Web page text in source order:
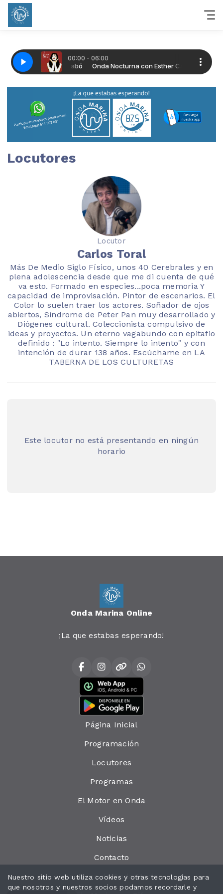
Locutores
Locutor
Carlos Toral
Más De Medio Siglo Físico, unos 40 Cerebrales y en
plena adolescencia desde que me di cuenta de qué
va esto. Formado en especies...poca memoria Y
capacidad de improvisación. Pintor de escenarios. El
Color lo suelen traer los actores. Soñador de ojos
abiertos, Sindrome de Peter Pan muy desarrollado y
Diógenes cultural. Coleccionista compulsivo de
ideas y proyectos. Un eterno vagabundo con epitafio
definido : "Lo intento. Siempre lo intento" y con
intención de durar 138 años. Escúchame en LA
TABERNA DE LOS CULTURETAS
Este locutor no está presentando en ningún
horario
Onda Marina Online
¡La que estabas esperando!
Página Inicial
Programación
Locutores
Programas
El Motor en Onda
Vídeos
Noticias
Contacto
Las cosas de Onda Marina
Nuestro sitio web utiliza cookies y otras tecnologías para
que nosotros y nuestros socios podamos recordarle y